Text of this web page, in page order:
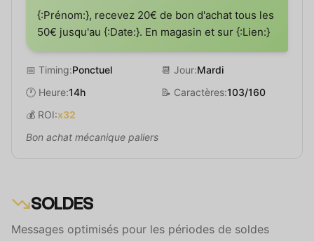
{:Prénom:}, recevez 20€ de bon d'achat tous les
50€ jusqu'au {:Date:}. En magasin et sur {:Lien:}
📅 Timing:Ponctuel 📆 Jour:Mardi
🕐 Heure:14h 📝 Caractères:103/160
💰 ROI:x32
Bon achat mécanique paliers
SOLDES
Messages optimisés pour les périodes de soldes